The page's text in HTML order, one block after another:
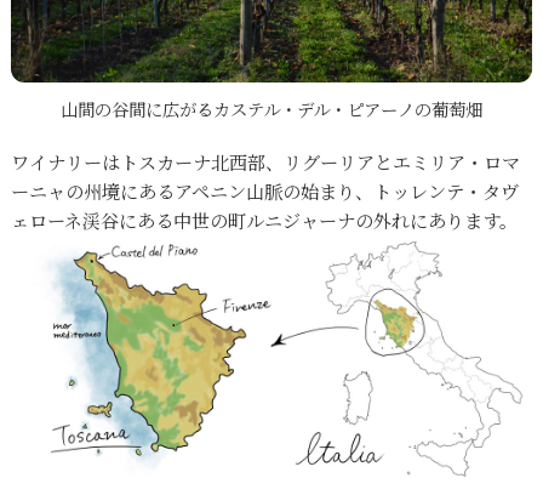
山間の谷間に広がるカステル・デル・ピアーノの葡萄畑
ワイナリーはトスカーナ北西部、リグーリアとエミリア・ロマ
ーニャの州境にあるアペニン山脈の始まり、トッレンテ・タヴ
ェローネ渓谷にある中世の町ルニジャーナの外れにあります。